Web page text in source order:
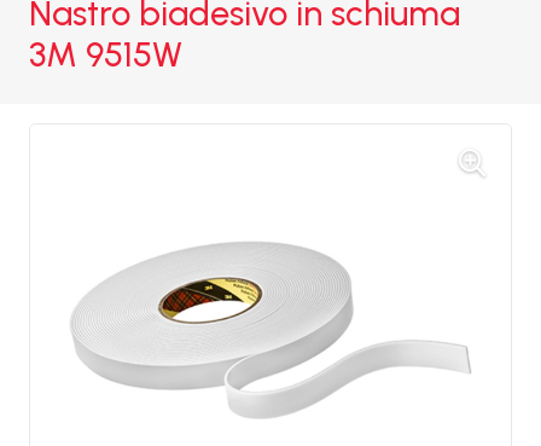
Nastro biadesivo in schiuma
3M 9515W